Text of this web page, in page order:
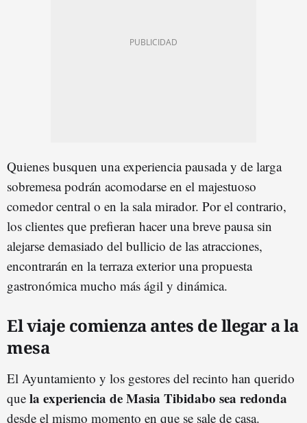
Quienes busquen una experiencia pausada y de larga
sobremesa podrán acomodarse en el majestuoso
comedor central o en la sala mirador. Por el contrario,
los clientes que prefieran hacer una breve pausa sin
alejarse demasiado del bullicio de las atracciones,
encontrarán en la terraza exterior una propuesta
gastronómica mucho más ágil y dinámica.
El viaje comienza antes de llegar a la
mesa
El Ayuntamiento y los gestores del recinto han querido
que la experiencia de Masia Tibidabo sea redonda
desde el mismo momento en que se sale de casa.